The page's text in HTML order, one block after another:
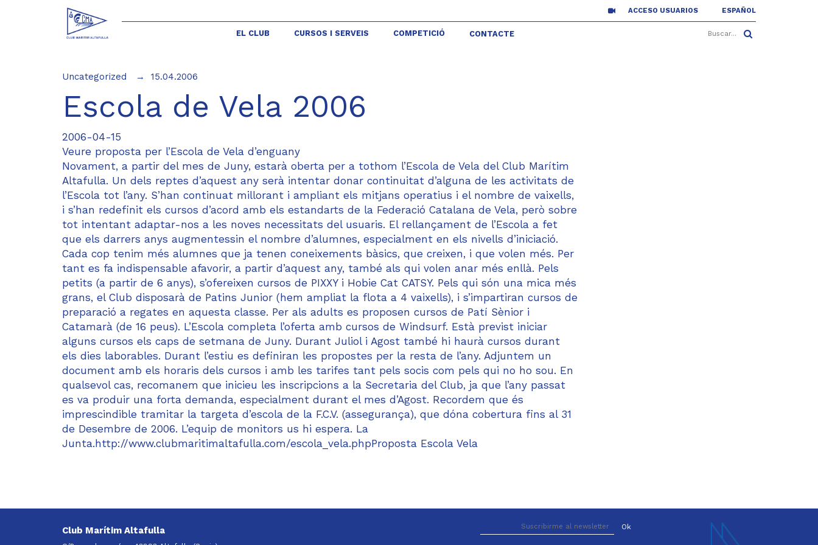
ACCESO USUARIOS ESPAÑOL
EL CLUB CURSOS I SERVEIS COMPETICIÓ CONTACTE
Uncategorized 15.04.2006
Escola de Vela 2006
2006-04-15
Veure proposta per l’Escola de Vela d’enguany
Novament, a partir del mes de Juny, estarà oberta per a tothom l’Escola de Vela del Club Marítim
Altafulla. Un dels reptes d’aquest any serà intentar donar continuitat d’alguna de les activitats de
l’Escola tot l’any. S’han continuat millorant i ampliant els mitjans operatius i el nombre de vaixells,
i s’han redefinit els cursos d’acord amb els estandarts de la Federació Catalana de Vela, però sobre
tot intentant adaptar-nos a les noves necessitats del usuaris. El rellançament de l’Escola a fet
que els darrers anys augmentessin el nombre d’alumnes, especialment en els nivells d’iniciació.
Cada cop tenim més alumnes que ja tenen coneixements bàsics, que creixen, i que volen més. Per
tant es fa indispensable afavorir, a partir d’aquest any, també als qui volen anar més enllà. Pels
petits (a partir de 6 anys), s’ofereixen cursos de PIXXY i Hobie Cat CATSY. Pels qui són una mica més
grans, el Club disposarà de Patins Junior (hem ampliat la flota a 4 vaixells), i s’impartiran cursos de
preparació a regates en aquesta classe. Per als adults es proposen cursos de Patí Sènior i
Catamarà (de 16 peus). L’Escola completa l’oferta amb cursos de Windsurf. Està previst iniciar
alguns cursos els caps de setmana de Juny. Durant Juliol i Agost també hi haurà cursos durant
els dies laborables. Durant l’estiu es definiran les propostes per la resta de l’any. Adjuntem un
document amb els horaris dels cursos i amb les tarifes tant pels socis com pels qui no ho sou. En
qualsevol cas, recomanem que inicieu les inscripcions a la Secretaria del Club, ja que l’any passat
es va produir una forta demanda, especialment durant el mes d’Agost. Recordem que és
imprescindible tramitar la targeta d’escola de la F.C.V. (assegurança), que dóna cobertura fins al 31
de Desembre de 2006. L’equip de monitors us hi espera. La
Junta.http://www.clubmaritimaltafulla.com/escola_vela.phpProposta Escola Vela
Club Marítim Altafulla